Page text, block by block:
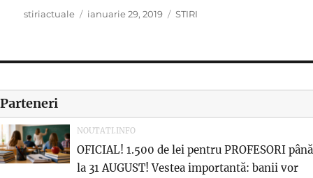
Author
stiriactuale
Posted
ianuarie 29, 2019 Categories
STIRI
Parteneri
NOUTATI.INFO
OFICIAL! 1.500 de lei pentru PROFESORI până
la 31 AUGUST! Vestea importantă: banii vor